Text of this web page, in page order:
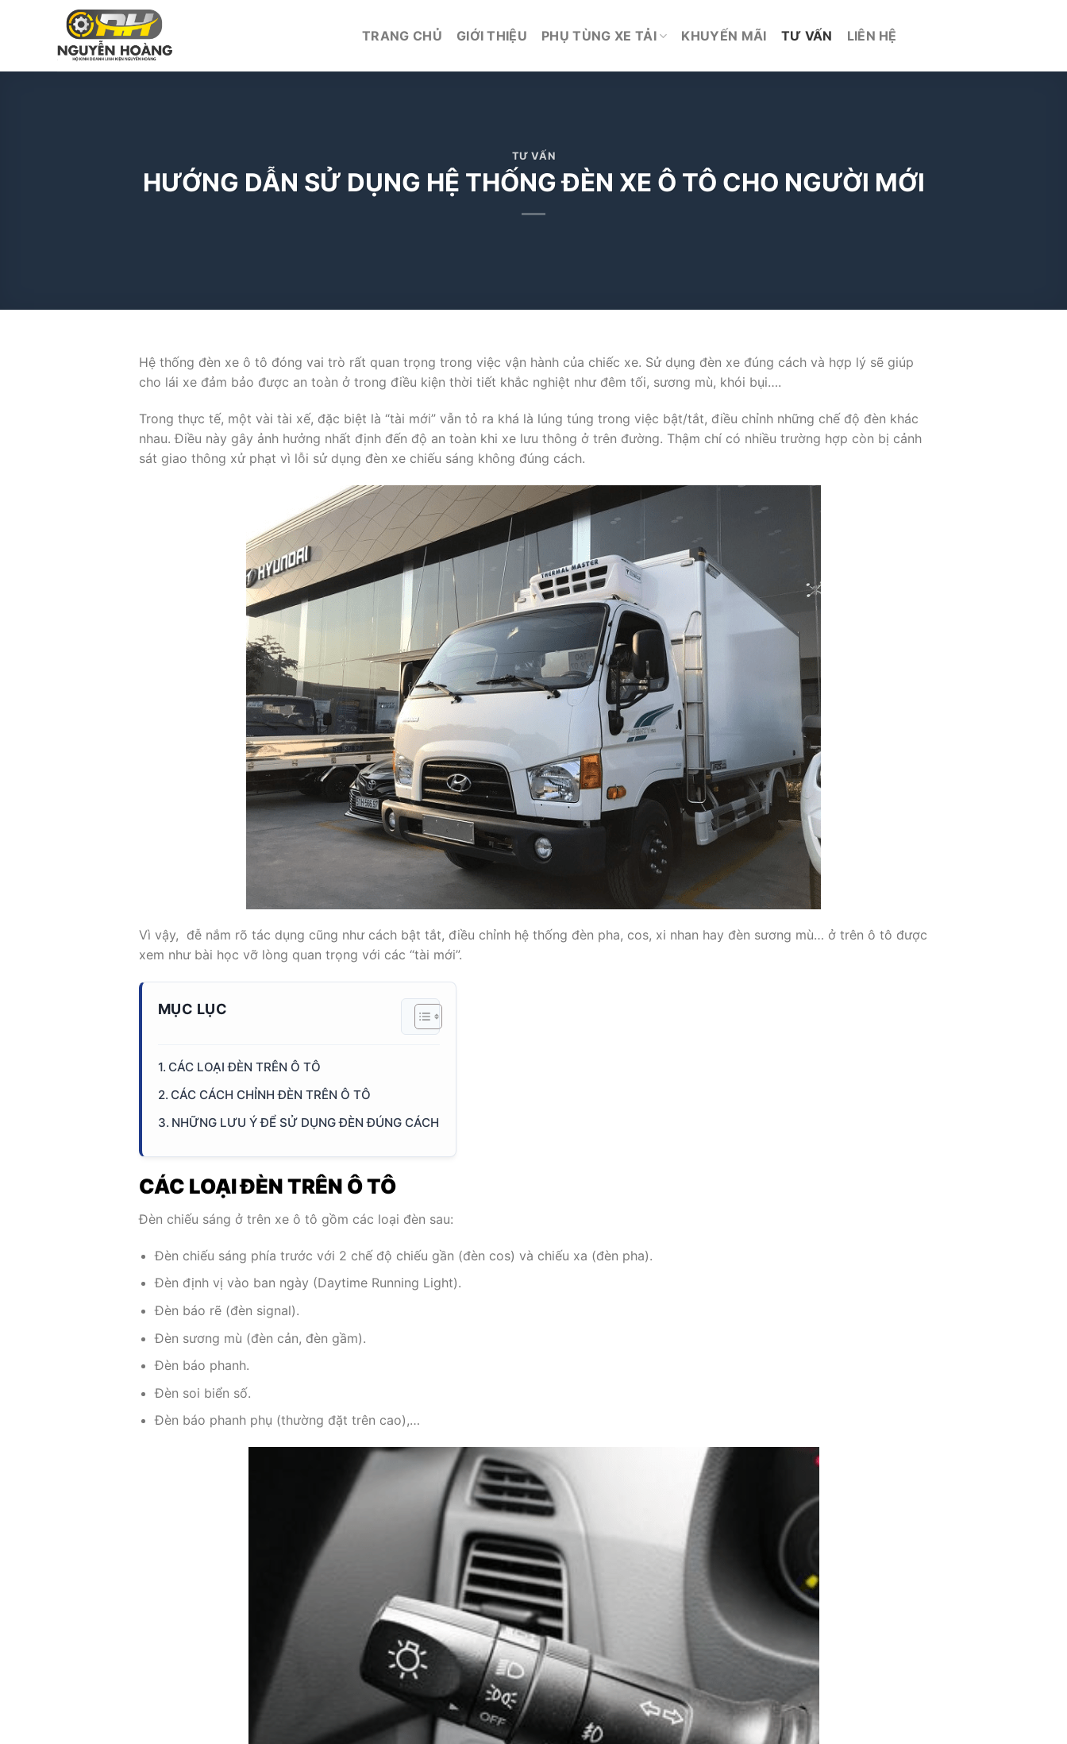
dung
TRANG CHỦ GIỚI THIỆU PHỤ TÙNG XE TẢI KHUYẾN MÃI TƯ VẤN LIÊN HỆ
TƯ VẤN
HƯỚNG DẪN SỬ DỤNG HỆ THỐNG ĐÈN XE Ô TÔ CHO NGƯỜI MỚI
Hệ thống đèn xe ô tô đóng vai trò rất quan trọng trong việc vận hành của chiếc xe. Sử dụng đèn xe đúng cách và hợp lý sẽ giúp
cho lái xe đảm bảo được an toàn ở trong điều kiện thời tiết khắc nghiệt như đêm tối, sương mù, khói bụi….
Trong thực tế, một vài tài xế, đặc biệt là “tài mới” vẫn tỏ ra khá là lúng túng trong việc bật/tắt, điều chỉnh những chế độ đèn khác
nhau. Điều này gây ảnh hưởng nhất định đến độ an toàn khi xe lưu thông ở trên đường. Thậm chí có nhiều trường hợp còn bị cảnh
sát giao thông xử phạt vì lỗi sử dụng đèn xe chiếu sáng không đúng cách.
Vì vậy, đễ nắm rõ tác dụng cũng như cách bật tắt, điều chỉnh hệ thống đèn pha, cos, xi nhan hay đèn sương mù… ở trên ô tô được
xem như bài học vỡ lòng quan trọng với các “tài mới”.
MỤC LỤC
CÁC LOẠI ĐÈN TRÊN Ô TÔ
CÁC CÁCH CHỈNH ĐÈN TRÊN Ô TÔ
NHỮNG LƯU Ý ĐỂ SỬ DỤNG ĐÈN ĐÚNG CÁCH
CÁC LOẠI ĐÈN TRÊN Ô TÔ
Đèn chiếu sáng ở trên xe ô tô gồm các loại đèn sau:
Đèn chiếu sáng phía trước với 2 chế độ chiếu gần (đèn cos) và chiếu xa (đèn pha).
Đèn định vị vào ban ngày (Daytime Running Light).
Đèn báo rẽ (đèn signal).
Đèn sương mù (đèn cản, đèn gầm).
Đèn báo phanh.
Đèn soi biển số.
Đèn báo phanh phụ (thường đặt trên cao),…